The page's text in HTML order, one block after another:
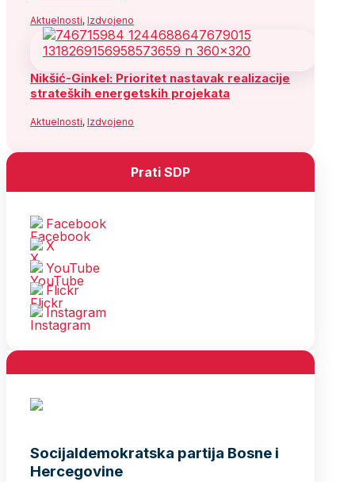
Aktuelnosti, Izdvojeno
Nikšić-Ginkel: Prioritet nastavak realizacije
strateških energetskih projekata
Aktuelnosti, Izdvojeno
Prati SDP
Facebook
X
YouTube
Flickr
Instagram
Socijaldemokratska partija Bosne i
Hercegovine